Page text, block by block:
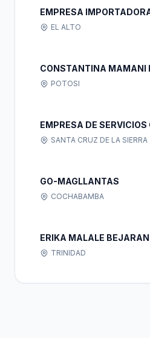
EMPRESA
EL ALTO
CONSTANTINA MAMANI
POTOSI
EMPRESA DE SERVICIOS
SANTA CRUZ DE LA SIERRA
GO-MAGLLANTAS
COCHABAMBA
ERIKA MALALE
TRINIDAD